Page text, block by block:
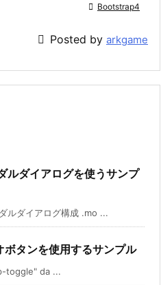
 Bootstrap4
 Posted by arkgame
ルダイアログを使うサンプ
ルダイアログ構成 .mo ...
タンを使用するサンプル
toggle" da ...